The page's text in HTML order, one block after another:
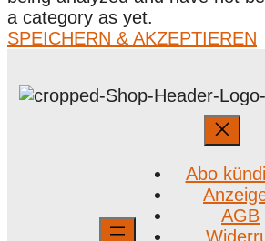
a category as yet.
SPEICHERN & AKZEPTIEREN
Abo
AGB